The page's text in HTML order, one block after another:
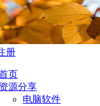
册
页
资源分享
电脑软件